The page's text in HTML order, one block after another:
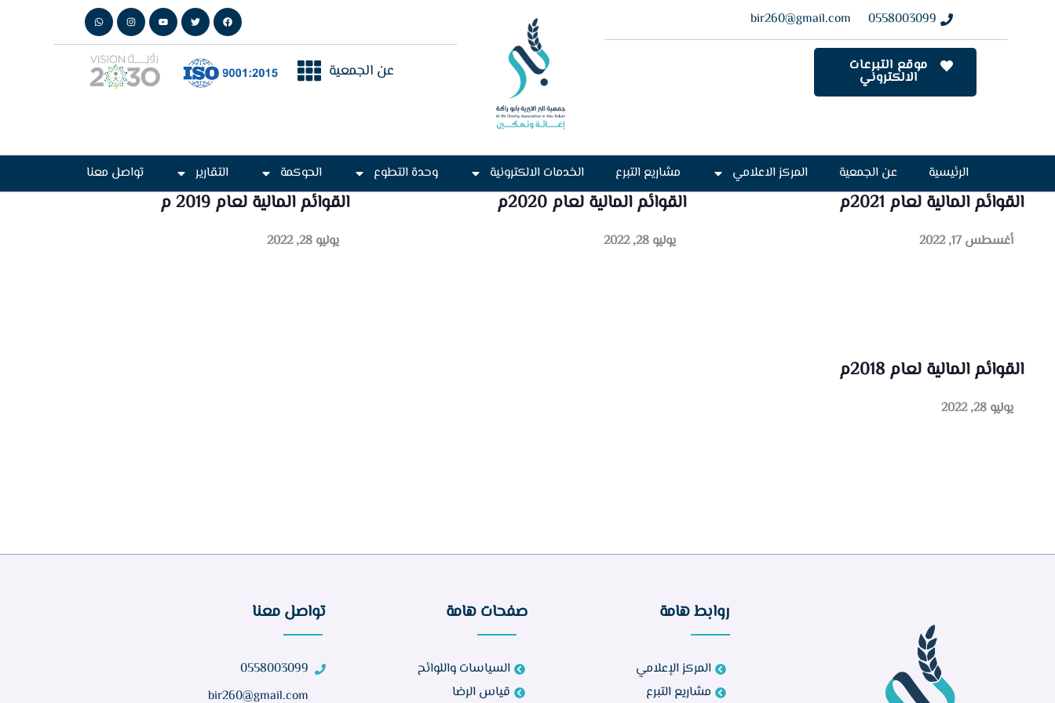
0558003099
bir260@gmail.com
موقع التبرعات
الالكتروني عن الجمعية
الرئيسية عن الجمعية المركز الاعلامي مشاريع التبرع الخدمات الالكترونية وحدة التطوع الحوكمة التقارير تواصل معنا
القوائم المالية لعام 2021م
أغسطس 17, 2022
القوائم المالية لعام 2020م
يوليو 28, 2022
القوائم المالية لعام 2019 م
يوليو 28, 2022
القوائم المالية لعام 2018م
يوليو 28, 2022
روابط هامة
المركز الإعلامي
مشاريع التبرع
صفحات هامة
السياسات واللوائح
قياس الرضا
تواصل معنا
0558003099
bir260@gmail.com